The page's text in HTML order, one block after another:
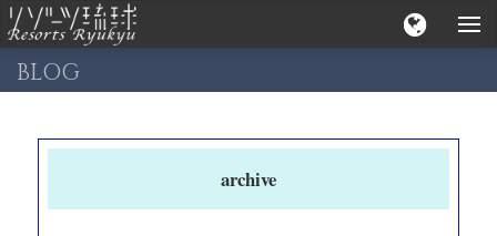
BLOG
archive